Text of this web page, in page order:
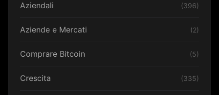
Aziendali (396)
Aziende e Mercati (2)
Comprare Bitcoin (5)
Crescita (335)